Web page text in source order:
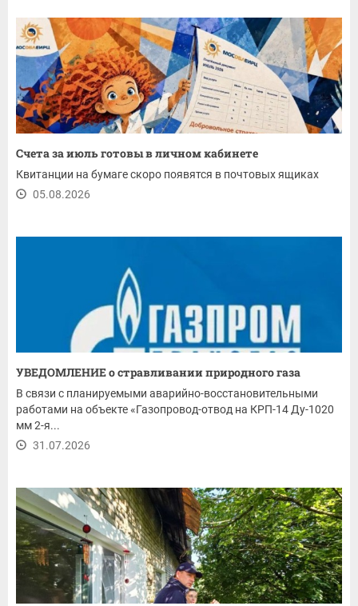
Счета за июль готовы в личном кабинете
Квитанции на бумаге скоро появятся в почтовых ящиках
05.08.2026
УВЕДОМЛЕНИЕ о стравливании природного газа
В связи с планируемыми аварийно-восстановительными
работами на объекте «Газопровод-отвод на КРП-14 Ду-1020
мм 2-я...
31.07.2026